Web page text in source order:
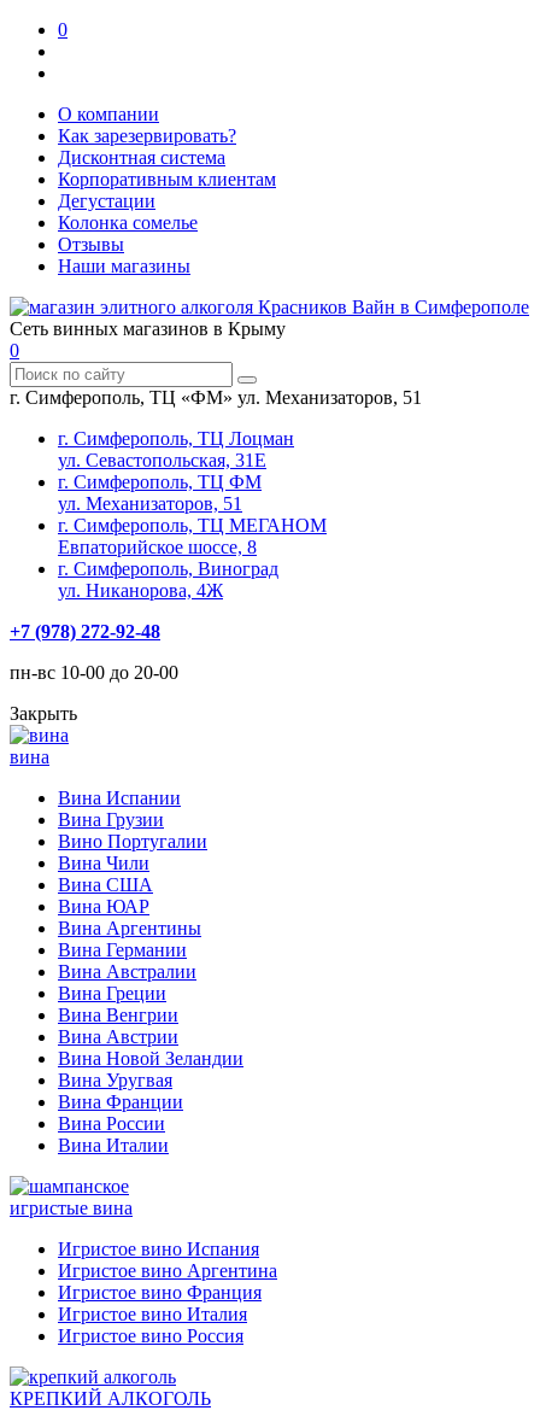
0
О компании
Как зарезервировать?
Дисконтная система
Корпоративным клиентам
Дегустации
Колонка сомелье
Отзывы
Наши магазины
Сеть винных магазинов в Крыму
0
г. Симферополь, ТЦ «ФМ» ул. Механизаторов, 51
г. Симферополь, ТЦ Лоцман
ул. Севастопольская, 31Е
г. Симферополь, ТЦ ФМ
ул. Механизаторов, 51
г. Симферополь, ТЦ МЕГАНОМ
Евпаторийское шоссе, 8
г. Симферополь, Виноград
ул. Никанорова, 4Ж
+7 (978) 272-92-48
пн-вс 10-00 до 20-00
Закрыть
вина
Вина Испании
Вина Грузии
Вино Португалии
Вина Чили
Вина США
Вина ЮАР
Вина Аргентины
Вина Германии
Вина Австралии
Вина Греции
Вина Венгрии
Вина Австрии
Вина Новой Зеландии
Вина Уругвая
Вина Франции
Вина России
Вина Италии
игристые вина
Игристое вино Испания
Игристое вино Аргентина
Игристое вино Франция
Игристое вино Италия
Игристое вино Россия
КРЕПКИЙ АЛКОГОЛЬ